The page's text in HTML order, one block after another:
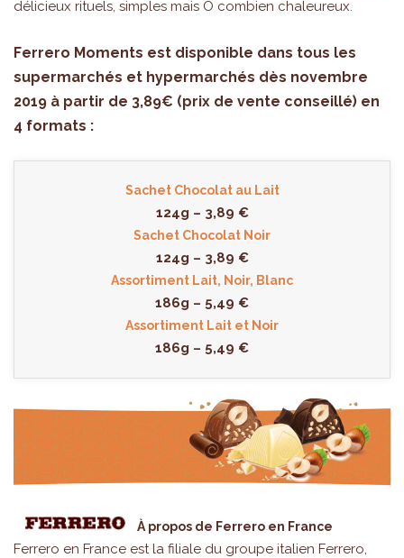
délicieux rituels, simples mais Ô combien chaleureux.
Ferrero Moments est disponible dans tous les
supermarchés et hypermarchés dès novembre
2019 à partir de 3,89€ (prix de vente conseillé) en
4 formats :
Sachet Chocolat au Lait
124g – 3,89 €
Sachet Chocolat Noir
124g – 3,89 €
Assortiment Lait, Noir, Blanc
186g – 5,49 €
Assortiment Lait et Noir
186g – 5,49 €
À propos de Ferrero en France
Ferrero en France est la filiale du groupe italien Ferrero,